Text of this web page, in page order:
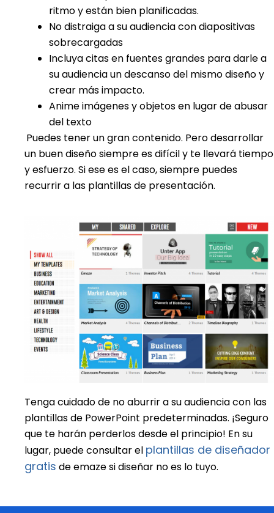
ritmo y están bien planificadas.
No distraiga a su audiencia con diapositivas
sobrecargadas
Incluya citas en fuentes grandes para darle a
su audiencia un descanso del mismo diseño y
crear más impacto.
Anime imágenes y objetos en lugar de abusar
del texto
Puedes tener un gran contenido. Pero desarrollar
un buen diseño siempre es difícil y te llevará tiempo
y esfuerzo. Si ese es el caso, siempre puedes
recurrir a las plantillas de presentación.
Tenga cuidado de no aburrir a su audiencia con las
plantillas de PowerPoint predeterminadas. ¡Seguro
que te harán perderlos desde el principio! En su
lugar, puede consultar el plantillas de diseñador
gratis de emaze si diseñar no es lo tuyo.